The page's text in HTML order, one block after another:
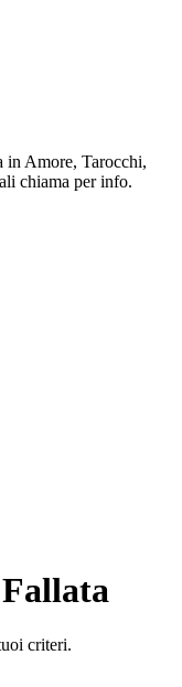
in Amore, Tarocchi,
chiama per info.
criteri.